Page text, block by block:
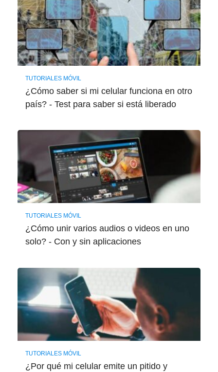
TUTORIALES MÓVIL
¿Cómo saber si mi celular funciona en otro
país? - Test para saber si está liberado
TUTORIALES MÓVIL
¿Cómo unir varios audios o videos en uno
solo? - Con y sin aplicaciones
TUTORIALES MÓVIL
¿Por qué mi celular emite un pitido y